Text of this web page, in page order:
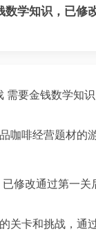
学知识，已修
要金钱数学知
咖啡经营题材的
修改通过第一关
关卡和挑战，通